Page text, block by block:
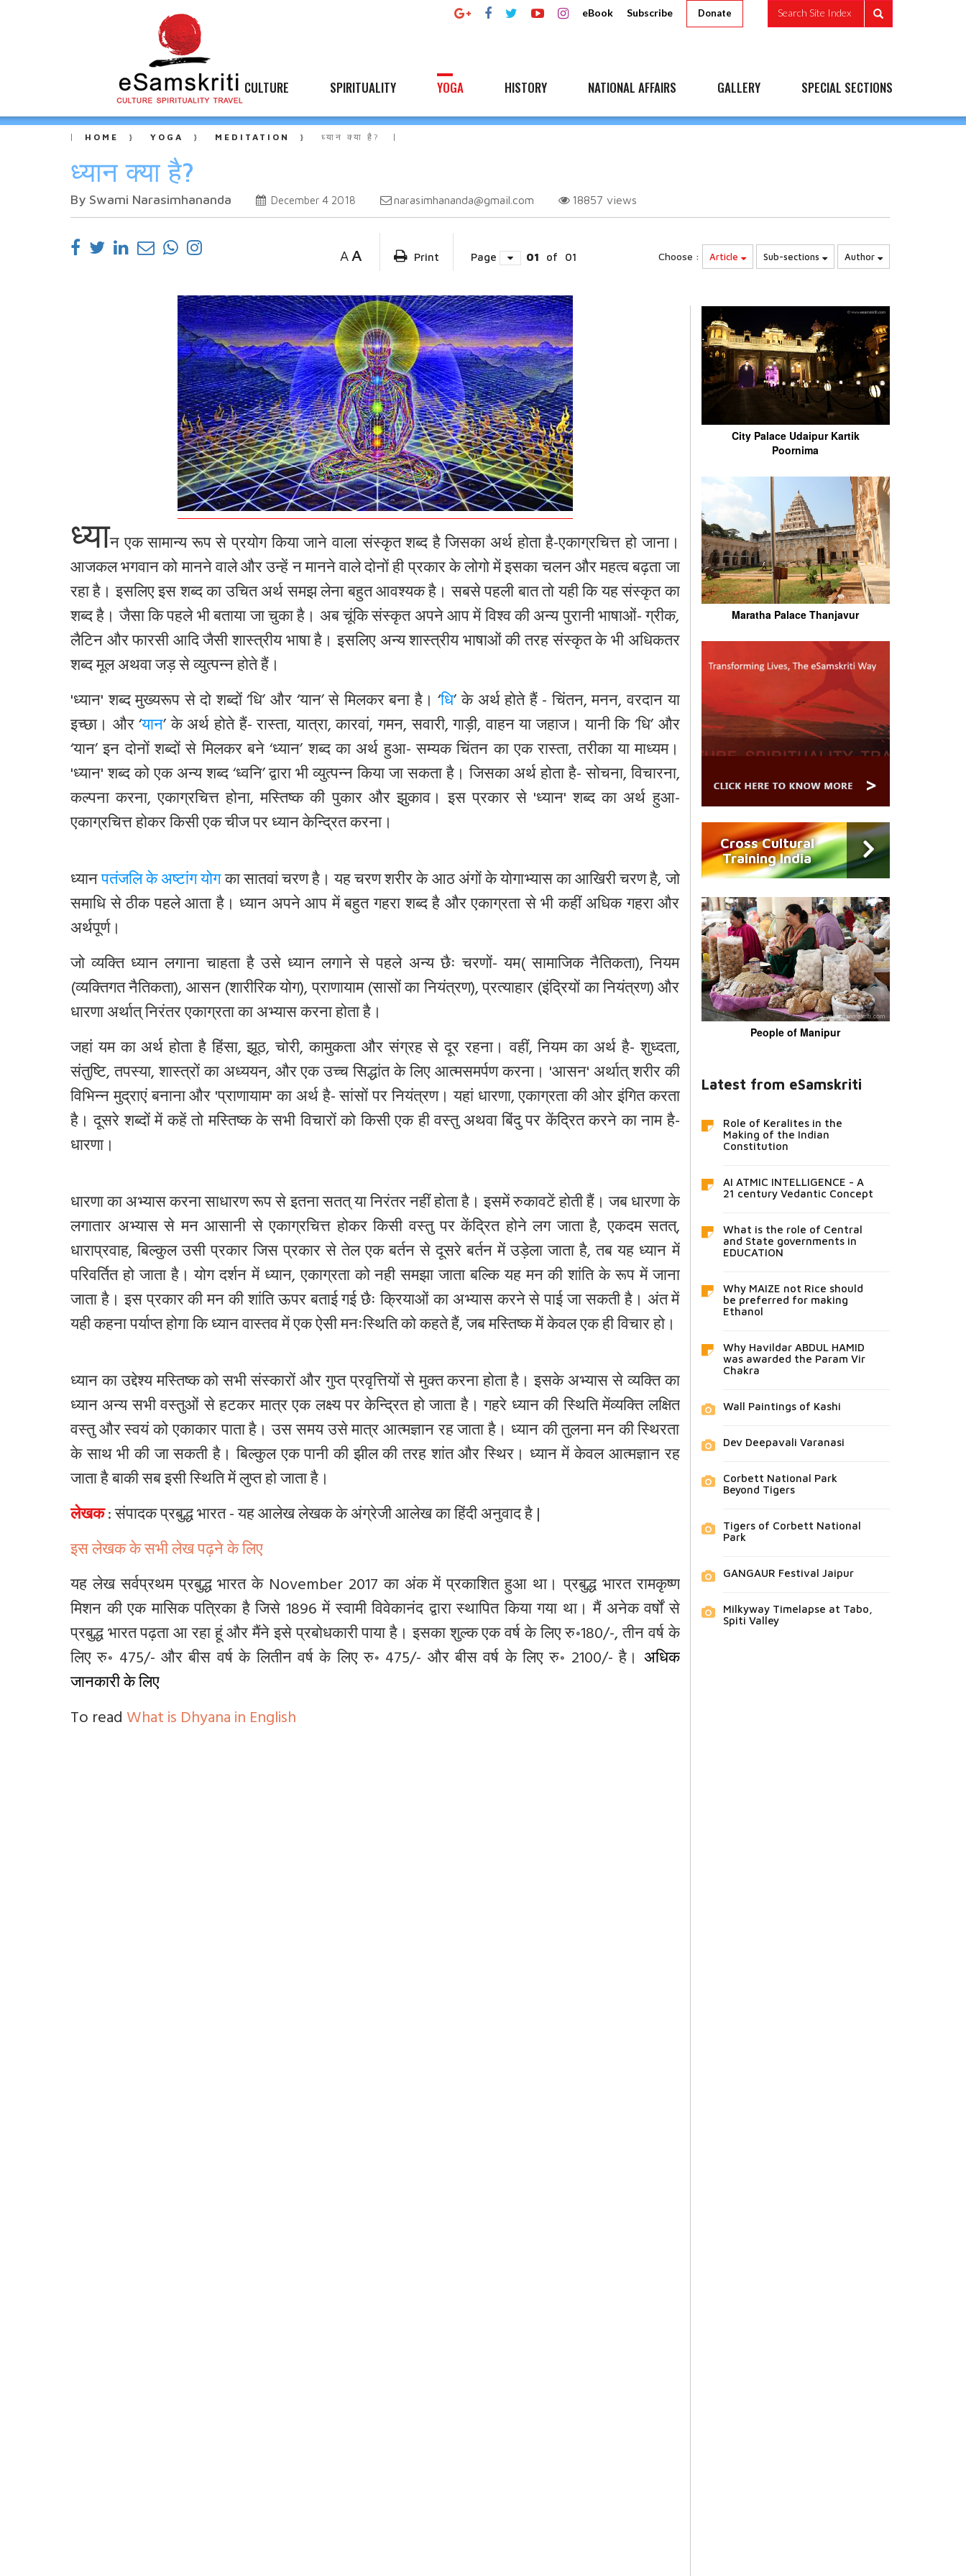
eBook Subscribe Donate Search Site Index
CULTURE SPIRITUALITY YOGA HISTORY NATIONAL AFFAIRS GALLERY SPECIAL SECTIONS
HOME YOGA MEDITATION ध्यान क्या है?
ध्यान क्या है?
By Swami Narasimhananda December 4 2018 narasimhananda@gmail.com 18857 views
A A Print Page 01 of 01 Choose : Article Sub-sections Author
ध्यान एक सामान्य रूप से प्रयोग किया जाने वाला संस्कृत शब्द है जिसका अर्थ होता है-एकाग्रचित्त हो जाना।
आजकल भगवान को मानने वाले और उन्हें न मानने वाले दोनों ही प्रकार के लोगो में इसका चलन और महत्व बढ़ता जा
रहा है। इसलिए इस शब्द काउचितअर्थ समझ लेना बहुत आवश्यक है। सबसे पहली बात तो यही कि यह संस्कृतका
शब्द है। जैसा कि पहले भी बताया जा चुका है। अब चूंकि संस्कृत अपने आप में विश्व की अन्य पुरानी भाषाओं- ग्रीक,
लैटिन और फारसी आदि जैसी शास्त्रीय भाषा है। इसलिए अन्य शास्त्रीय भाषाओं की तरह संस्कृत के भी अधिकतर
शब्द मूल अथवा जड़ से व्युत्पन्न होते हैं।
'ध्यान' शब्द मुख्यरूप से दो शब्दों ‘धि’ और ‘यान’ से मिलकर बना है। ‘धि’ के अर्थ होते हैं - चिंतन, मनन, वरदान या
इच्छा। और ‘यान’ के अर्थ होते हैं- रास्ता, यात्रा, कारवां, गमन, सवारी, गाड़ी, वाहन या जहाज। यानी कि ‘धि’ और
‘यान’ इन दोनों शब्दों से मिलकर बने ‘ध्यान’ शब्द का अर्थ हुआ- सम्यक चिंतन का एक रास्ता, तरीका या माध्यम।
'ध्यान' शब्द को एक अन्य शब्द ‘ध्वनि’ द्वारा भी व्युत्पन्न किया जा सकता है। जिसका अर्थ होता है- सोचना, विचारना,
कल्पना करना, एकाग्रचित्त होना, मस्तिष्क की पुकार और झुकाव। इस प्रकार से 'ध्यान' शब्द का अर्थ हुआ-
एकाग्रचित्त होकर किसी एक चीज पर ध्यान केन्द्रित करना।
ध्यानपतंजलि के अष्टांग योगका सातवां चरण है। यह चरण शरीर के आठ अंगों के योगाभ्यास का आखिरी चरण है,जो
समाधि से ठीक पहले आता है। ध्यान अपने आप में बहुत गहरा शब्द है और एकाग्रता से भी कहीं अधिक गहरा और
अर्थपूर्ण।
जो व्यक्ति ध्यान लगाना चाहता है उसे ध्यान लगाने से पहले अन्य छैः चरणों- यम( सामाजिक नैतिकता), नियम
(व्यक्तिगत नैतिकता), आसन (शारीरिक योग), प्राणायाम (सासों का नियंत्रण), प्रत्याहार (इंद्रियों का नियंत्रण) और
धारणा अर्थात् निरंतर एकाग्रता का अभ्यास करना होता है।
जहां यम का अर्थ होता है हिंसा,झूठ,चोरी,कामुकता और संग्रह से दूर रहना। वहीं, नियम का अर्थ है- शुध्दता,
संतुष्टि,तपस्या,शास्त्रों का अध्ययन,और एक उच्च सिद्धांत के लिए आत्मसमर्पण करना। 'आसन'अर्थात् शरीर की
विभिन्न मुद्राएं बनाना और'प्राणायाम'का अर्थ है- सांसों पर नियंत्रण। यहां धारणा, एकाग्रता की ओर इंगित करता
है। दूसरे शब्दों मेंकहेंतोमस्तिष्ककेसभीविचारोंकोकिसीएकहीवस्तुअथवाबिंदुपरकेंद्रित करने का नाम है-
धारणा।
धारणा का अभ्यास करना साधारण रूप से इतना सतत् या निरंतर नहीं होता है। इसमें रुकावटें होती हैं। जब धारणा के
लगातार अभ्यास से मन आसानी से एकाग्रचित्त होकर किसी वस्तु पर केंद्रित होने लग जाता है,एकदम सतत्,
धाराप्रवाह, बिल्कुल उसी प्रकार जिस प्रकार से तेल एक बर्तन से दूसरे बर्तन में उड़ेला जाता है, तब यह ध्यान में
परिवर्तित हो जाता है। योग दर्शन मेंध्यान, एकाग्रता को नही समझा जाता बल्कि यह मन की शांति के रूप में जाना
जाता है। इस प्रकार की मन की शांति ऊपर बताई गई छैः क्रियाओं का अभ्यास करने से पाई जा सकती है। अंत में
यही कहना पर्याप्त होगा कि ध्यान वास्तव में एक ऐसी मनःस्थिति को कहते हैं, जब मस्तिष्क में केवल एक ही विचार हो।
ध्यान का उद्देश्य मस्तिष्क को सभी संस्कारोंऔरगुप्त प्रवृत्तियोंसे मुक्त करना होता है। इसके अभ्यास से व्यक्ति का
ध्यान अन्य सभी वस्तुओं से हटकर मात्र एक लक्ष्य पर केन्द्रित हो जाता है। गहरे ध्यान की स्थिति मेंव्यक्ति लक्षित
वस्तु और स्वयं को एकाकार पाता है। उस समय उसे मात्र आत्मज्ञान रह जाता है। ध्यान की तुलना मन की स्थिरता
के साथ भी की जा सकती है। बिल्कुल एक पानी की झील की तरह शांत और स्थिर। ध्यान में केवल आत्मज्ञान रह
जाता है बाकी सब इसी स्थिति में लुप्त हो जाता है।
लेखक: संपादक प्रबुद्ध भारत - यहआलेखलेखककेअंग्रेजीआलेखकाहिंदीअनुवादहै|
इस लेखक के सभी लेख पढ़ने के लिए
यह लेख सर्वप्रथम प्रबुद्ध भारत के November 2017 का अंक में प्रकाशित हुआ था। प्रबुद्ध भारत रामकृष्ण
मिशन की एक मासिक पत्रिका है जिसे 1896 में स्वामी विवेकानंद द्वारा स्थापित किया गया था। मैं अनेक वर्षों से
प्रबुद्ध भारत पढ़ता आ रहा हूं और मैंने इसे प्रबोधकारी पाया है। इसका शुल्क एक वर्ष के लिए रु॰180/-,तीन वर्ष के
लिए रु॰ 475/- और बीस वर्ष के लितीन वर्ष के लिए रु॰ 475/- और बीस वर्ष के लिए रु॰ 2100/- है। अधिक
जानकारी के लिए
To readWhat is Dhyana in English
City Palace Udaipur Kartik
Poornima
Maratha Palace Thanjavur
Cross Cultural
Training India
People of Manipur
Latest from eSamskriti
Role of Keralites in the
Making of the Indian
Constitution
AI ATMIC INTELLIGENCE - A
21 century Vedantic Concept
What is the role of Central
and State governments in
EDUCATION
Why MAIZE not Rice should
be preferred for making
Ethanol
Why Havildar ABDUL HAMID
was awarded the Param Vir
Chakra
Wall Paintings of Kashi
Dev Deepavali Varanasi
Corbett National Park
Beyond Tigers
Tigers of Corbett National
Park
GANGAUR Festival Jaipur
Milkyway Timelapse at Tabo,
Spiti Valley